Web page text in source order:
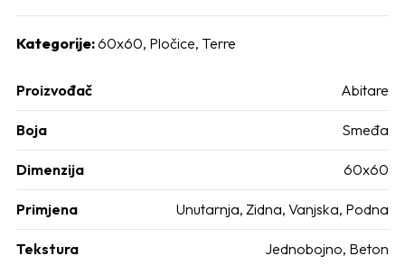
Kategorije:60x60, Pločice, Terre
Proizvođač Abitare
Boja Smeđa
Dimenzija 60x60
Primjena Unutarnja, Zidna, Vanjska, Podna
Tekstura Jednobojno, Beton